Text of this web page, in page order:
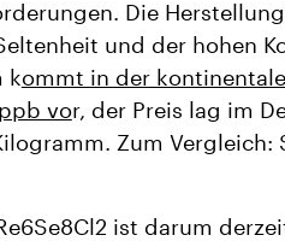
Die
und der hohen
kommt in der
vor, der Preis lag im
Zum Vergleich:
ist darum